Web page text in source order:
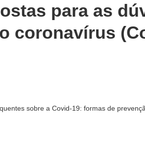
para as
coronavírus
sobre a Covid-19: formas de